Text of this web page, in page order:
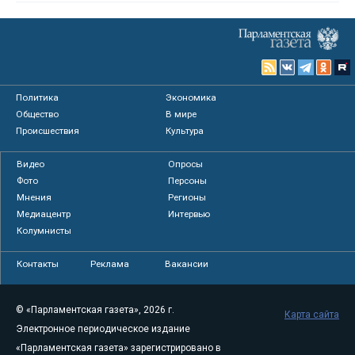
Политика
Экономика
Общество
В мире
Происшествия
Культура
Видео
Опросы
Фото
Персоны
Мнения
Регионы
Медиацентр
Интервью
Колумнисты
Контакты Реклама Вакансии
© «Парламентская газета», 2026 г.
Электронное периодическое издание
«Парламентская газета» зарегистрировано в
Карта сайта